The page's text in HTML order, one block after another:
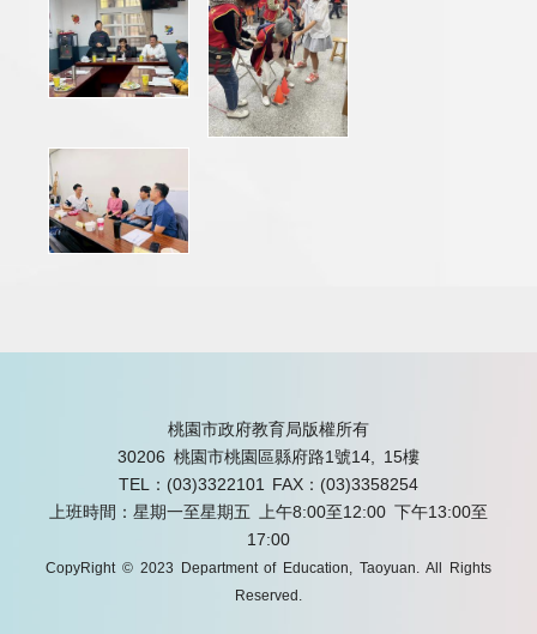
桃園市政府教育局版權所有
30206 桃園市桃園區縣府路1號14, 15樓
TEL：(03)3322101 FAX：(03)3358254
上班時間：星期一至星期五 上午8:00至12:00 下午13:00至
17:00
CopyRight © 2023 Department of Education, Taoyuan. All Rights
Reserved.